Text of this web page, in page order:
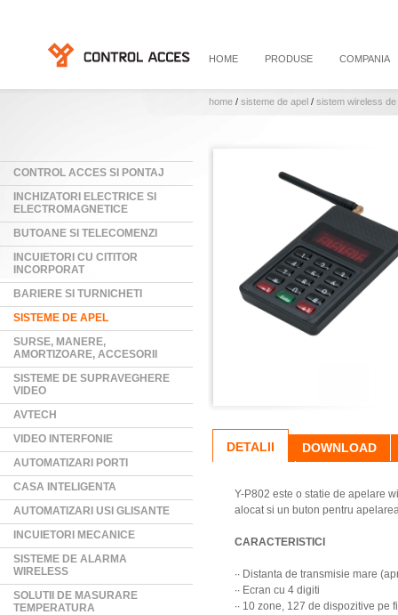
HOME PRODUSE COMPANIA
home / sisteme de apel / sistem wireless de
CONTROL ACCES SI PONTAJ
INCHIZATORI ELECTRICE SI
ELECTROMAGNETICE
BUTOANE SI TELECOMENZI
INCUIETORI CU CITITOR
INCORPORAT
BARIERE SI TURNICHETI
SISTEME DE APEL
SURSE, MANERE,
AMORTIZOARE, ACCESORII
SISTEME DE SUPRAVEGHERE
VIDEO
AVTECH
VIDEO INTERFONIE
AUTOMATIZARI PORTI
CASA INTELIGENTA
AUTOMATIZARI USI GLISANTE
INCUIETORI MECANICE
SISTEME DE ALARMA
WIRELESS
SOLUTII DE MASURARE
TEMPERATURA
DETALII DOWNLOAD
Y-P802 este o statie de apelare
alocat si un buton pentru
CARACTERISTICI
∙∙ Distanta de transmisie mare
∙∙ Ecran cu 4 digiti
∙∙ 10 zone, 127 de dispozitive pe